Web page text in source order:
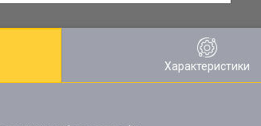
Характеристики